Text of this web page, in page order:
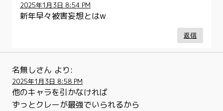
2025年1月3日 8:54 PM
新年早々被害妄想とはw
返信
名無しさん より:
2025年1月3日 8:58 PM
他のキャラを引かなければ
ずっとクレーが最強でいられるから